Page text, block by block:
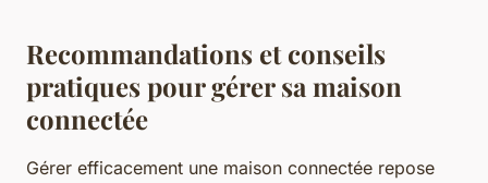
Recommandations et conseils
pratiques pour gérer sa maison
connectée
Gérer efficacement une maison connectée repose